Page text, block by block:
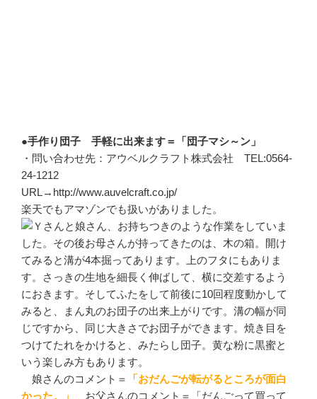
●手作り団子 手軽に出来ます＝「団子マシ～ン」
・問い合わせ先：アウベルクラフト株式会社 TEL:0564-
24-1212
URL→http://www.auvelcraft.co.jp/
楽天でもアマゾンでも扱いがありました。
Ｙさんと娘さん、お持ちつきのような作業をしていま
した。その後お母さんが持ってきたのは、木の箱。開け
てみると溝が4本掘ってあります。上のフタにもありま
す。さっきの生地を細長く伸ばして、横に交差するよう
におきます。そしてふたをして前後に10回程度動かして
みると、まん丸のお団子の出来上がりです。溝の幅が同
じですから、同じ大きさでお団子ができます。焼き目を
つけてたれをかけると、みたらし団子。黄な粉に黒蜜と
いう楽しみ方もあります。
娘さんのコメント＝
「おだんごが転がるところが面白
かった。」
お父さんのコメント＝「だんごって買って